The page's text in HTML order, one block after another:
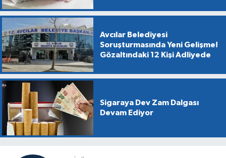
Avcılar Belediyesi
Soruşturmasında Yeni Gelişme!
Gözaltındaki 12 Kişi Adliyede
Sigaraya Dev Zam Dalgası
Devam Ediyor